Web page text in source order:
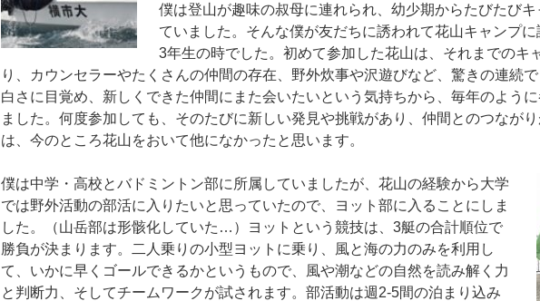
僕は登山が趣味の叔母に連れられ、幼少期からたびたび
ていました。そんな僕が友だちに誘われて花山キャンプ
3年生の時でした。初めて参加した花山は、それまでのキ
り、カウンセラーやたくさんの仲間の存在、野外炊事や沢遊びなど、驚きの連続
白さに目覚め、新しくできた仲間にまた会いたいという気持ちから、毎年のよう
ました。何度参加しても、そのたびに新しい発見や挑戦があり、仲間とのつなが
は、今のところ花山をおいて他になかったと思います。
僕は中学・高校とバドミントン部に所属していましたが、花山の経験から大学
では野外活動の部活に入りたいと思っていたので、ヨット部に入ることにしま
した。（山岳部は形骸化していた…）ヨットという競技は、3艇の合計順位で
勝負が決まります。二人乗りの小型ヨットに乗り、風と海の力のみを利用し
て、いかに早くゴールできるかというもので、風や潮などの自然を読み解く力
と判断力、そしてチームワークが試されます。部活動は週2-5間の泊まり込み